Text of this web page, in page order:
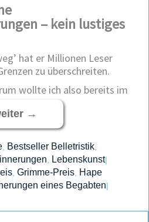
– kein lustiges
hat er Millionen Leser
zu überschreiten.
wollte ich also bereits im
→
Bestseller Belletristik
Lebenskunst|
Grimme-Preis Hape
eines Begabten|